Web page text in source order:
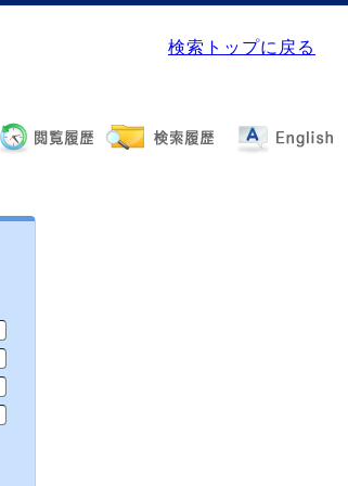
検索トップに戻る